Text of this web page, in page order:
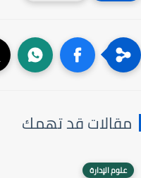
مقالات قد تهمك
علوم الإدارة